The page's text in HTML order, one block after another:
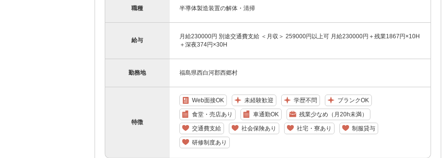
職種 半導体製造装置の解体・清掃
給与
月給230000円 別途交通費支給 ＜月収＞ 259000円以上可 月給230000円＋残業1867円×10H
＋深夜374円×30H
勤務地 福島県西白河郡西郷村
特徴
Web面接OK 未経験歓迎 学歴不問 ブランクOK
食堂・売店あり 車通勤OK 残業少なめ（月20h未満）
交通費支給 社会保険あり 社宅・寮あり 制服貸与
研修制度あり